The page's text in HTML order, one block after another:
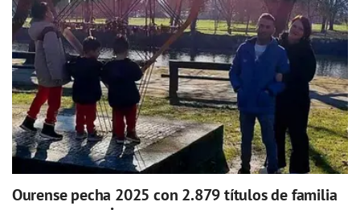
Ourense pecha 2025 con 2.879 títulos de familia